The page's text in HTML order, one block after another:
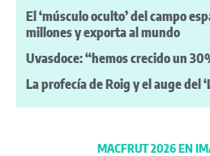
El ‘músculo oculto’ del campo
millones y exporta al mundo
Uvasdoce: “hemos crecido un
La profecía de Roig y el auge del
MACFRUT 2026 EN